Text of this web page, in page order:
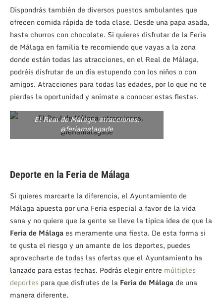
Dispondrás también de diversos puestos ambulantes que
ofrecen comida rápida de toda clase. Desde una papa asada,
hasta churros con chocolate. Si quieres disfrutar de la Feria
de Málaga en familia te recomiendo que vayas a la zona
donde están todas las atracciones, en el Real de Málaga,
podréis disfrutar de un día estupendo con los niños o con
amigos. Atracciones para todas las edades, por lo que no te
pierdas la oportunidad y anímate a conocer estas fiestas.
El Real de Málaga, atracciones.
@feriamalagade
Deporte en la Feria de Málaga
Si quieres marcarte la diferencia, el Ayuntamiento de
Málaga apuesta por una Feria especial a favor de la vida
sana y no quiere que la gente se lleve la típica idea de que la
Feria de Málaga es meramente una fiesta. De esta forma si
te gusta el riesgo y un amante de los deportes, puedes
aprovecharte de todas las ofertas que el Ayuntamiento ha
lanzado para estas fechas. Podrás elegir entre múltiples
deportes para que disfrutes de la Feria de Málaga de una
manera diferente.